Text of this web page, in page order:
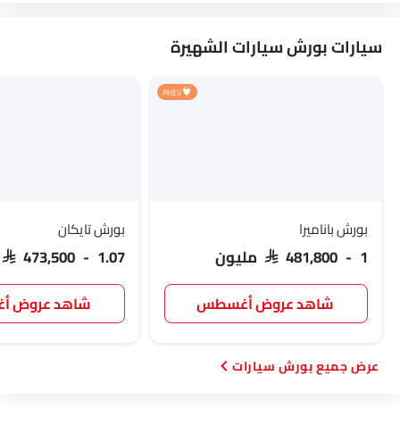
سيارات بورش سيارات الشهيرة
PHEV
بورش باناميرا
SAR 481,800 - 1 مليون
شاهد عروض أغسطس
بورش تايكان
SAR 473,500 - 1.07 مليون
شاهد عروض
بورش سيارات